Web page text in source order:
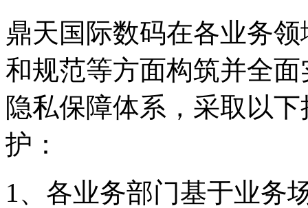
鼎天国际数码在各业务领域从
和规范等方面构筑并全
隐私保障体系，采取
护：
1、各业务部门基于业务